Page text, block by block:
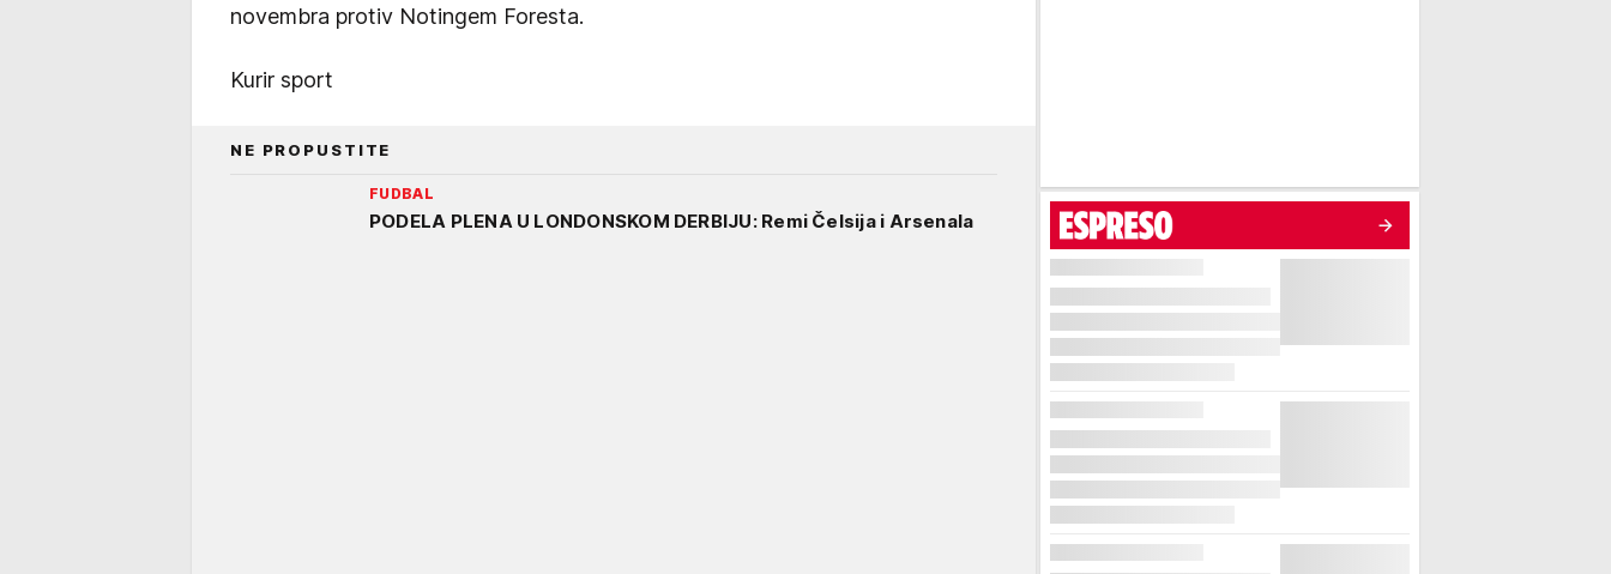
novembra protiv Notingem Foresta.
Kurir sport
NE PROPUSTITE
FUDBAL
PODELA PLENA U LONDONSKOM DERBIJU: Remi Čelsija i Arsenala